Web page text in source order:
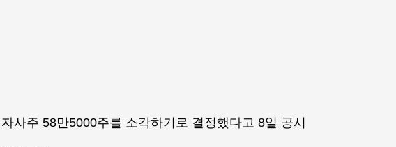
사주 58만5000주를 소각하기로 결정했다고 8일 공시